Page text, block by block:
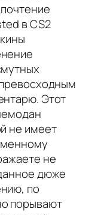
в CS2
Этот
не имеет
не
дюже
по
порывают